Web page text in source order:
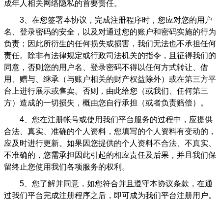
成年人相关网络隐私的首要责任。
3 、在您签署本协议，完成注册程序时，您应对您的用户
名、登录密码的安全，以及对通过您的账户和密码实施的行为
负责；因此所衍生的任何损失或损害，我们无法也不承担任何
责任。除非有法律规定或行政司法机关的指令，且征得我们的
同意，否则您的用户名、登录密码不得以任何方式转让、借
用、赠与、继承（与账户相关的财产权益除外）或在第三方平
台上进行展示或售卖。否则，由此给您（或我们、任何第三
方）造成的一切损失，概由您自行承担（或者负责赔偿）。
4 、您在注册帐号或使用我们平台服务的过程中，应提供
合法、真实、准确的个人资料，您填写的个人资料有变动的，
应及时进行更新。如果因您提供的个人资料不合法、不真实、
不准确的，您需承担因此引起的相应责任及后果，并且我们保
留终止您使用我们各项服务的权利。
5 、您了解并同意，如您符合并且遵守本协议条款，在通
过我们平台完成注册程序之后，即可成为我们平台注册用户。